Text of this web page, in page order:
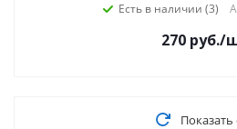
Есть в наличии (3)
270руб./